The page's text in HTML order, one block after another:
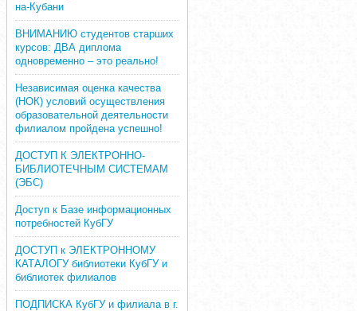
на-Кубани
ВНИМАНИЮ студентов старших
курсов: ДВА диплома
одновременно – это реально!
Независимая оценка качества
(НОК) условий осуществления
образовательной деятельности
филиалом пройдена успешно!
ДОСТУП К ЭЛЕКТРОННО-
БИБЛИОТЕЧНЫМ СИСТЕМАМ
(ЭБС)
Доступ к Базе информационных
потребностей КубГУ
ДОСТУП к ЭЛЕКТРОННОМУ
КАТАЛОГУ библиотеки КубГУ и
библиотек филиалов
ПОДПИСКА КубГУ и филиала в г.